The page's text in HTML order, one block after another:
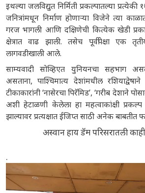
इथल्या जलविद्युत निर्मिती प्रकल्पातल्या प्रत्येकी
जनित्रांमधून निर्माण होणाऱ्या विजेने त्या
गरज भागली आणि दक्षिणेची कित्येक खेडी
क्षेत्रात वाढ झाली. तसेच पूर्वीपेक्षा एक
लागवडीखाली आले.
साम्यवादी सोव्हिएत युनियनचा सहभाग
असताना, पाश्चिमात्य देशांमधील
टीकाकारांनी ‘नासेरचा पिरॅमिड’, ‘गरीब देशाने
अशी हेटाळणी केलेला हा महत्वाकांक्षी प्रकल्प
झाल्यावर प्रत्यक्षात ईजिप्त साठी अनेक बाबतीत
अस्वान हाय डॅम परिसरातली काही
.